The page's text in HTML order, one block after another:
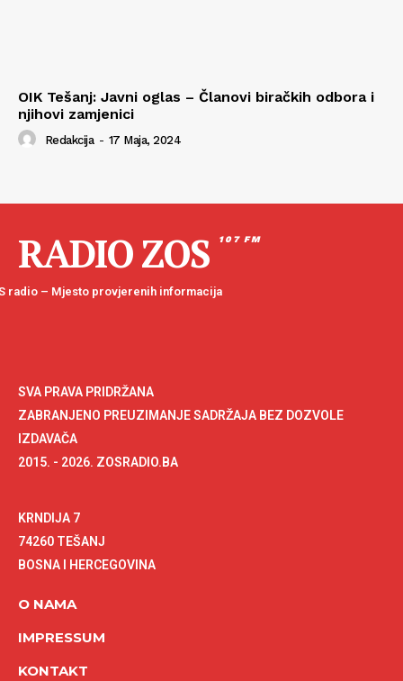
OIK Tešanj: Javni oglas – Članovi biračkih odbora i
njihovi zamjenici
Redakcija - 17 Maja, 2024
RADIO ZOS 107 FM
radio – Mjesto provjerenih informacija
SVA PRAVA PRIDRŽANA
ZABRANJENO PREUZIMANJE SADRŽAJA BEZ DOZVOLE
IZDAVAČA
2015. - 2026. ZOSRADIO.BA
KRNDIJA 7
74260 TEŠANJ
BOSNA I HERCEGOVINA
O NAMA
IMPRESSUM
KONTAKT